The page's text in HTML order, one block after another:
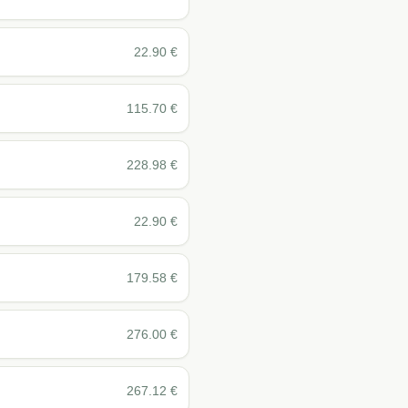
22.90 €
115.70 €
228.98 €
22.90 €
179.58 €
276.00 €
267.12 €